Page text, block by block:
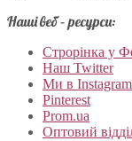
Наші веб – ресурси:
Строрінка у
Наш Twitter
Ми в Instagram
Pinterest
Prom.ua
Оптовий